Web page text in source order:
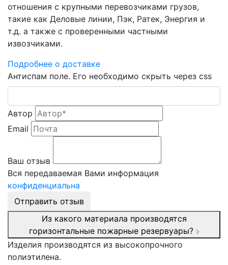
отношения с крупными перевозчиками грузов,
такие как Деловые линии, Пэк, Ратек, Энергия и
т.д. а также с проверенными частными
извозчиками.
Подробнее о доставке
Антиспам поле. Его необходимо скрыть через css
Автор
Email
Ваш отзыв
Вся передаваемая Вами информация
конфиденциальна
Отправить отзыв
Из какого материала производятся
горизонтальные пожарные резервуары?
Изделия производятся из высокопрочного
полиэтилена.